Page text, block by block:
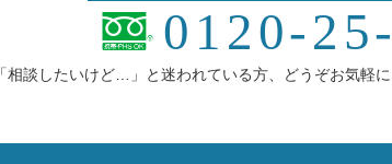
0120-
「相談したいけど…」と迷われている方、どうぞお気軽